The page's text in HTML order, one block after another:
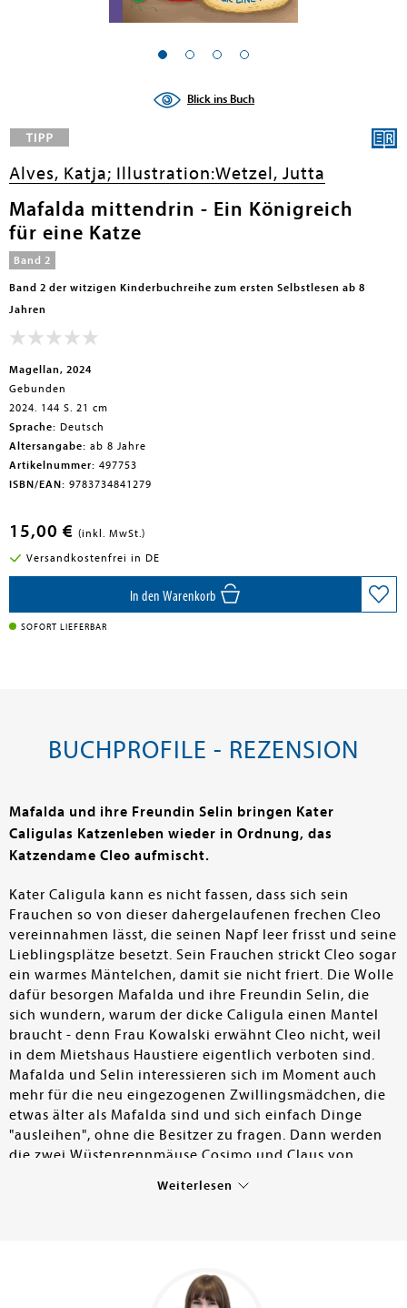
submenu
submenu
submenu
Blick ins Buch
Alves, Katja; Illustration:Wetzel, Jutta
Mafalda mittendrin - Ein Königreich
für eine Katze
Band 2
Band 2 der witzigen Kinderbuchreihe zum ersten Selbstlesen ab 8
Jahren
Magellan, 2024
Gebunden
2024. 144 S. 21 cm
Sprache: Deutsch
Altersangabe: ab 8 Jahre
Artikelnummer: 497753
ISBN/EAN: 9783734841279
15,00 € (inkl. MwSt.)
Versandkostenfrei in DE
In den Warenkorb
SOFORT LIEFERBAR
BUCHPROFILE - REZENSION
Mafalda und ihre Freundin Selin bringen Kater
Caligulas Katzenleben wieder in Ordnung, das
Katzendame Cleo aufmischt.
Kater Caligula kann es nicht fassen, dass sich sein
Frauchen so von dieser dahergelaufenen frechen Cleo
vereinnahmen lässt, die seinen Napf leer frisst und seine
Lieblingsplätze besetzt. Sein Frauchen strickt Cleo sogar
ein warmes Mäntelchen, damit sie nicht friert. Die Wolle
dafür besorgen Mafalda und ihre Freundin Selin, die
sich wundern, warum der dicke Caligula einen Mantel
braucht - denn Frau Kowalski erwähnt Cleo nicht, weil
in dem Mietshaus Haustiere eigentlich verboten sind.
Mafalda und Selin interessieren sich im Moment auch
mehr für die neu eingezogenen Zwillingsmädchen, die
etwas älter als Mafalda sind und sich einfach Dinge
"ausleihen", ohne die Besitzer zu fragen. Dann werden
die zwei Wüstenrennmäuse Cosimo und Claus von
Zimmer etwas eigenwillig anstreicht, und zu ihrem
alle Missverständnisse auf, auch Cleo findet ihr richtiges
Zuhause wieder. - Diese zweite witzig-freche und
Weiterlesen